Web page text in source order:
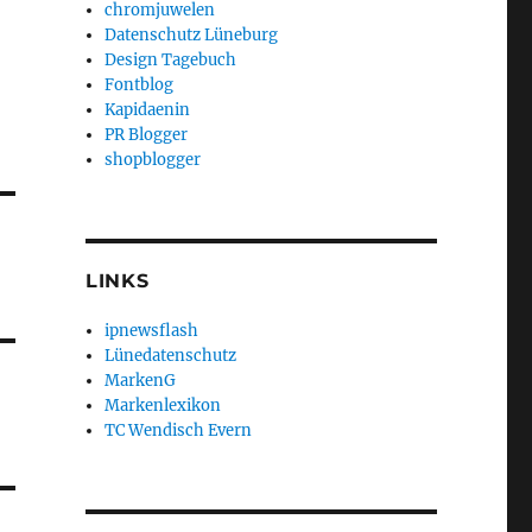
chromjuwelen
Datenschutz Lüneburg
Design Tagebuch
Fontblog
Kapidaenin
PR Blogger
shopblogger
LINKS
ipnewsflash
Lünedatenschutz
MarkenG
Markenlexikon
TC Wendisch Evern